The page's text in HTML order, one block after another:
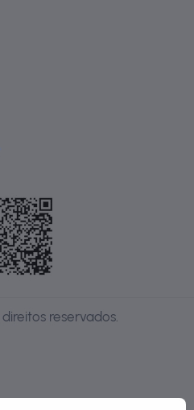
direitos reservados.